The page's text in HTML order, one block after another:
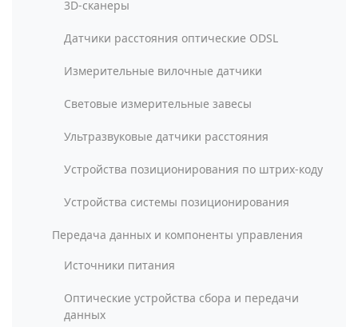
3D-сканеры
Датчики расстояния оптические ODSL
Измерительные вилочные датчики
Световые измерительные завесы
Ультразвуковые датчики расстояния
Устройства позиционирования по штрих-коду
Устройства системы позиционирования
Передача данных и компоненты управления
Источники питания
Оптические устройства сбора и передачи
данных